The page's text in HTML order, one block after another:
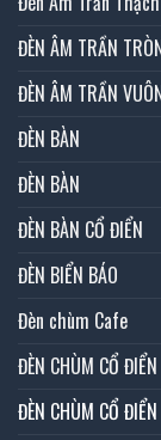
ĐÈN ÂM TRẦN
ĐÈN ÂM TRẦN
ĐÈN BÀN
ĐÈN BÀN
ĐÈN BÀN CỔ ĐIỂN
ĐÈN BIỂN BÁO
Đèn chùm Cafe
ĐÈN CHÙM CỔ ĐIỂN
ĐÈN CHÙM CỔ ĐIỂN